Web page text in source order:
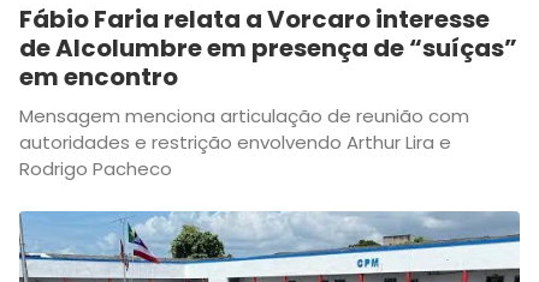
Fábio Faria relata a Vorcaro interesse
de Alcolumbre em presença de “suíças”
em encontro
Mensagem menciona articulação de reunião com
autoridades e restrição envolvendo Arthur Lira e
Rodrigo Pacheco